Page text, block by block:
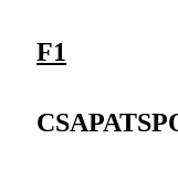
F1